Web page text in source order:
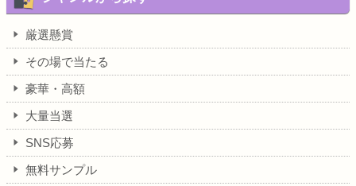
厳選懸賞
その場で当たる
豪華・高額
大量当選
SNS応募
無料サンプル